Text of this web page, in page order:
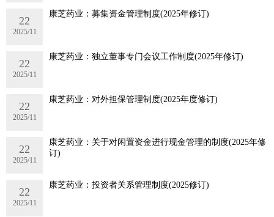
22
2025/11
康芝药业：募集资金管理制度(2025年修订)
22
2025/11
康芝药业：独立董事专门会议工作制度(2025年修订)
22
2025/11
康芝药业：对外担保管理制度(2025年度修订)
22
2025/11
康芝药业：关于对闲置资金进行现金管理的制度(2025年修
订)
22
2025/11
康芝药业：投资者关系管理制度(2025修订)